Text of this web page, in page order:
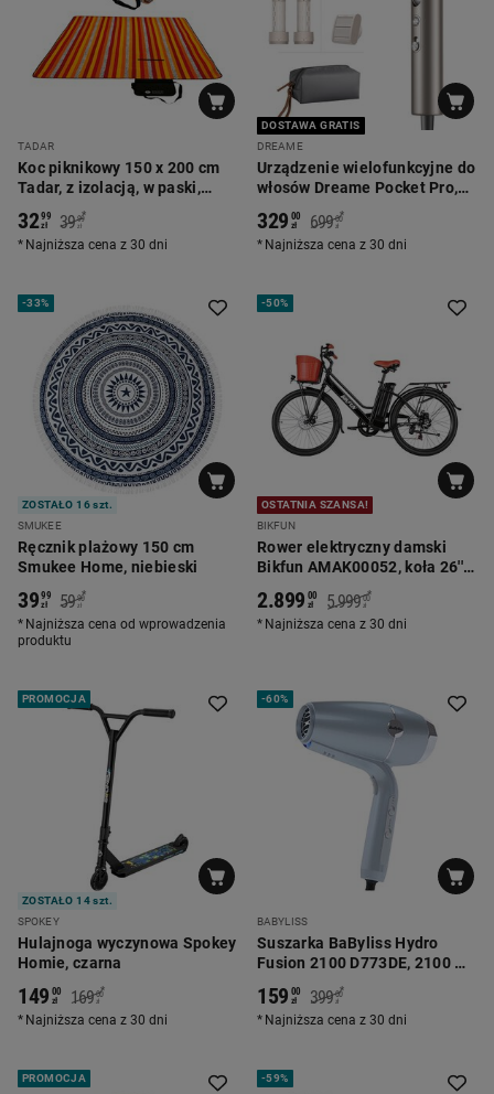
TADAR
Koc piknikowy 150 x 200 cm
Tadar, z izolacją, w paski,
pomarańczowy
3299
zł 39 99
zł
*
Najniższa cena z 30 dni
DOSTAWA GRATIS
DREAME
Urządzenie wielofunkcyjne do
włosów Dreame Pocket Pro,
1300 W, złote
329 00
zł 699 00
zł
*
Najniższa cena z 30 dni
-33%
ZOSTAŁO 16 szt.
SMUKEE
Ręcznik plażowy 150 cm
Smukee Home, niebieski
3999
zł 59 90
zł
*
Najniższa cena od wprowadzenia
produktu
-50%
OSTATNIA SZANSA!
BIKFUN
Rower elektryczny damski
Bikfun AMAK00052, koła 26'',
2.899 00
zł 5.999 00
zł
*
Najniższa cena z 30 dni
PROMOCJA
ZOSTAŁO 14 szt.
SPOKEY
Hulajnoga wyczynowa Spokey
Homie, czarna
149 00
zł 169 00
zł
*
Najniższa cena z 30 dni
-60%
BABYLISS
Suszarka BaByliss Hydro
Fusion 2100 D773DE, 2100 W,
159 00
zł 399 00
zł
*
Najniższa cena z 30 dni
PROMOCJA -59%